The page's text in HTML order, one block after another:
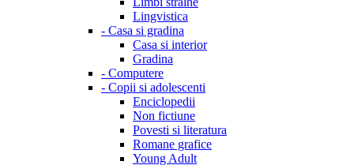
Lingvistica
- Casa si gradina
Casa si interior
Gradina
- Computere
- Copii si adolescenti
Enciclopedii
Non fictiune
Povesti si literatura
Romane grafice
Young Adult